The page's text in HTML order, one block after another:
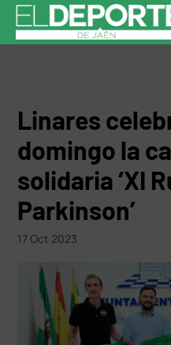
Linares
domingo la
solidaria ‘XI
Parkinson’
17 Oct 2023